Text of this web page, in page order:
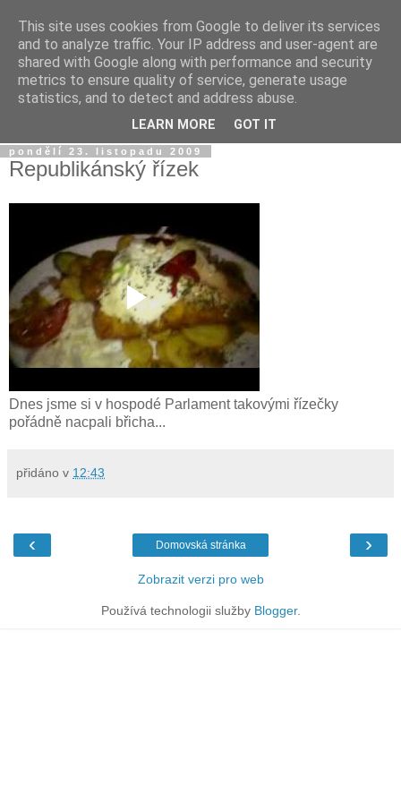
Jirkův blog
Na tento blog posílám fotky a videa z mobilu a taky sem
občas píšu jen tak...
pondělí 23. listopadu 2009
Republikánský řízek
Dnes jsme si v hospodé Parlament takovými řízečky
pořádně nacpali břicha...
přidáno v 12:43
‹ ›
Domovská stránka
Zobrazit verzi pro web
Používá technologii služby Blogger.
This site uses cookies from Google to deliver its services
and to analyze traffic. Your IP address and user-agent are
shared with Google along with performance and security
metrics to ensure quality of service, generate usage
statistics, and to detect and address abuse.
LEARN MORE GOT IT